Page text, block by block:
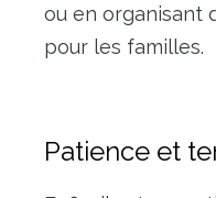
ou en organisant
pour les familles.
Patience et